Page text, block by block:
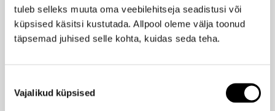
tuleb selleks muuta oma veebilehitseja seadistusi või
küpsised käsitsi kustutada. Allpool oleme välja toonud
täpsemad juhised selle kohta, kuidas seda teha.
valik
Vajalikud küpsised